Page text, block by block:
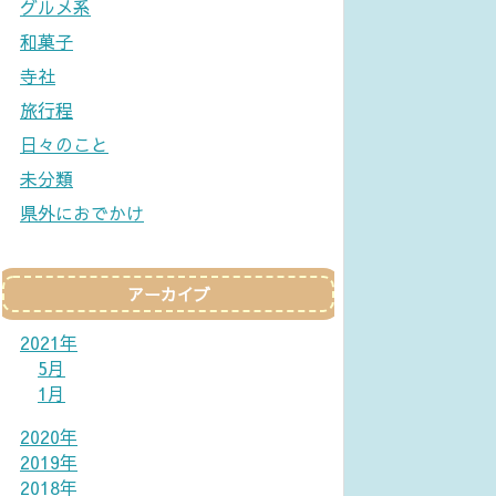
グルメ系
和菓子
寺社
旅行程
日々のこと
未分類
県外におでかけ
アーカイブ
2021年
5月
1月
2020年
2019年
2018年